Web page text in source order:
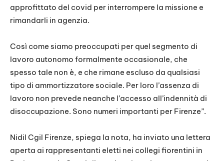
approfittato del covid per interrompere la missione e
rimandarli in agenzia.
Così come siamo preoccupati per quel segmento di
lavoro autonomo formalmente occasionale, che
spesso tale non è, e che rimane escluso da qualsiasi
tipo di ammortizzatore sociale. Per loro l’assenza di
lavoro non prevede neanche l’accesso all’indennità di
disoccupazione. Sono numeri importanti per Firenze”.
Nidil Cgil Firenze, spiega la nota, ha inviato una lettera
aperta ai rappresentanti eletti nei collegi fiorentini in